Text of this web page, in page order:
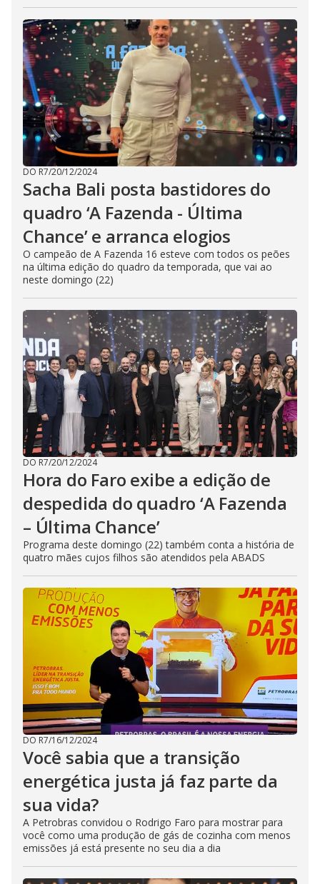
DO R7/20/12/2024
Sacha Bali posta bastidores do
quadro ‘A Fazenda - Última
Chance’ e arranca elogios
O campeão de A Fazenda 16 esteve com todos os peões
na última edição do quadro da temporada, que vai ao
neste domingo (22)
DO R7/20/12/2024
Hora do Faro exibe a edição de
despedida do quadro ‘A Fazenda
– Última Chance’
Programa deste domingo (22) também conta a história de
quatro mães cujos filhos são atendidos pela ABADS
DO R7/16/12/2024
Você sabia que a transição
energética justa já faz parte da
sua vida?
A Petrobras convidou o Rodrigo Faro para mostrar para
você como uma produção de gás de cozinha com menos
emissões já está presente no seu dia a dia